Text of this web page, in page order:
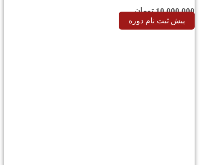
10,000,000 تومان
پیش ثبت نام دوره